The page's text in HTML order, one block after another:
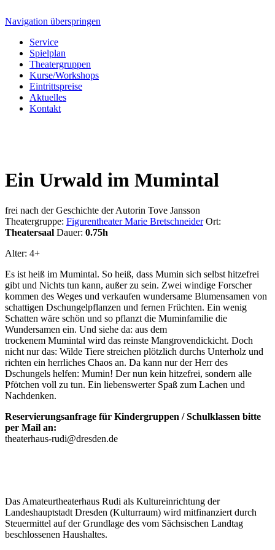
Navigation überspringen
Service
Spielplan
Theatergruppen
Kurse/Workshops
Eintrittspreise
Aktuelles
Kontakt
Ein Urwald im Mumintal
frei nach der Geschichte der Autorin Tove Jansson
Theatergruppe: Figurentheater Marie Bretschneider Ort:
Theatersaal Dauer: 0.75h
Alter: 4+
Es ist heiß im Mumintal. So heiß, dass Mumin sich selbst hitzefrei
gibt und Nichts tun kann, außer zu sein. Zwei windige Forscher
kommen des Weges und verkaufen wundersame Blumensamen von
schattigen Dschungelpflanzen und fernen Früchten. Ein wenig
Schatten wäre schön und so pflanzt die Muminfamilie die
Wundersamen ein. Und siehe da: aus dem
trockenem Mumintal wird das reinste Mangrovendickicht. Doch
nicht nur das: Wilde Tiere streichen plötzlich durchs Unterholz und
richten ein herrliches Chaos an. Da kann nur der Herr des
Dschungels helfen: Mumin! Der nun kein hitzefrei, sondern alle
Pfötchen voll zu tun. Ein liebenswerter Spaß zum Lachen und
Nachdenken.
Reservierungsanfrage für Kindergruppen / Schulklassen bitte
per Mail an:
theaterhaus-rudi@dresden.de
Das Amateurtheaterhaus Rudi als Kultureinrichtung der
Landeshauptstadt Dresden (Kulturraum) wird mitfinanziert durch
Steuermittel auf der Grundlage des vom Sächsischen Landtag
beschlossenen Haushaltes.